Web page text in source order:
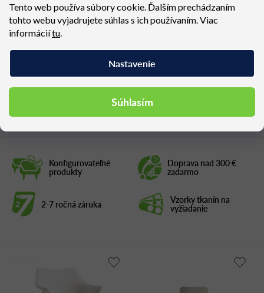
Tento web používa súbory cookie. Ďalším prechádzaním
tohto webu vyjadrujete súhlas s ich používaním. Viac
informáciítu
Nastavenie
Súhlasím
Konfigurovateľné
produkty
Doprava nad 300 €
zadarmo
2-7 ročná záruka Vzorky tkanín na
vyžiadanie
996,30 € 1 571,02 €
Podobné produkty